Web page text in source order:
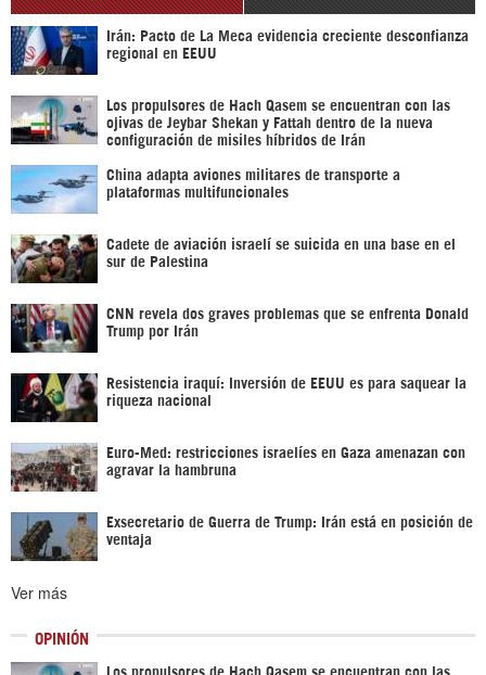
Irán: Pacto de La Meca evidencia creciente desconfianza
regional en EEUU
Los propulsores de Hach Qasem se encuentran con las
ojivas de Jeybar Shekan y Fattah dentro de la nueva
configuración de misiles híbridos de Irán
China adapta aviones militares de transporte a
plataformas multifuncionales
Cadete de aviación israelí se suicida en una base en el
sur de Palestina
CNN revela dos graves problemas que se enfrenta Donald
Trump por Irán
Resistencia iraquí: Inversión de EEUU es para saquear la
riqueza nacional
Euro-Med: restricciones israelíes en Gaza amenazan con
agravar la hambruna
Exsecretario de Guerra de Trump: Irán está en posición de
ventaja
Ver más
OPINIÓN
Los propulsores de Hach Qasem se encuentran con las